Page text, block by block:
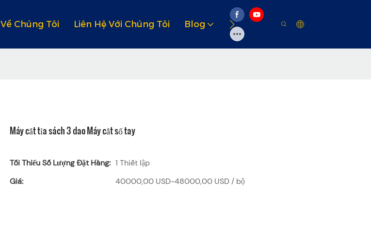
Về Chúng Tôi Liên Hệ Với Chúng Tôi Blog Video Giải Pháp
Máy cắt tỉa sách 3 dao Máy cắt sổ tay
Tối Thiểu Số Lượng Đặt Hàng: 1 Thiết lập
Giá:
40000,00 USD-48000,00 USD / bộ